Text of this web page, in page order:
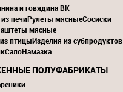
и говядина ВК
печиРулеты мясныеСосиски
мясные
птицыИзделия из субпродуктов
СалоНамазка
ПОЛУФАБРИКАТЫ